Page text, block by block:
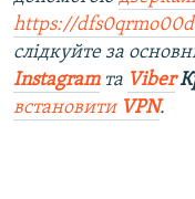
https://
слідкуйте за
Instagramта Viber
встановити VPN.